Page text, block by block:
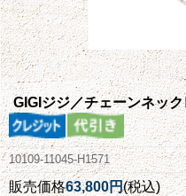
GIGIジジ／チェーンネッ
10109-11045-H1571
販売価格63,800円(税込)